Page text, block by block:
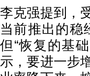
李克强提到，
当前推出的稳
但“恢复的基
示，要进一步